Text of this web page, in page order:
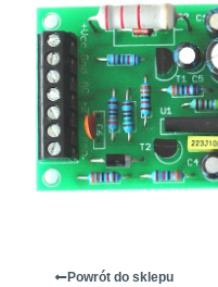
Powrót do sklepu